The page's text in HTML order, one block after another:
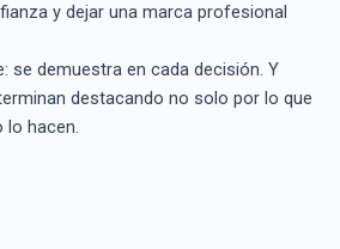
y dejar una marca profesional
se demuestra en cada decisión. Y
destacando no solo por lo que
lo hacen.